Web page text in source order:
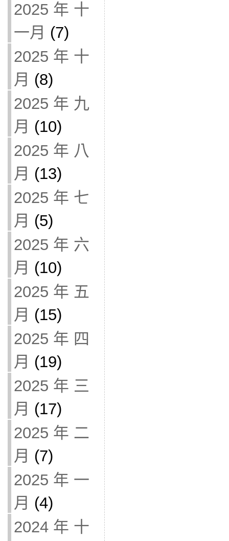
2025 年 十
一月 (7)
2025 年 十
月 (8)
2025 年 九
月 (10)
2025 年 八
月 (13)
2025 年 七
月 (5)
2025 年 六
月 (10)
2025 年 五
月 (15)
2025 年 四
月 (19)
2025 年 三
月 (17)
2025 年 二
月 (7)
2025 年 一
月 (4)
2024 年 十